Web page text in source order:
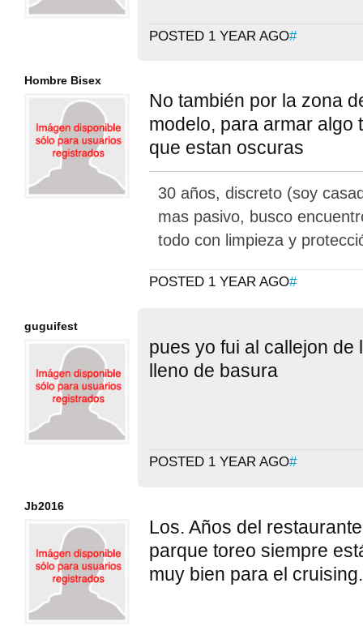
POSTED 1 YEAR AGO#
Hombre Bisex
No también por la zona
modelo, para armar algo
que estan oscuras
30 años, discreto (soy
mas pasivo, busco
todo con limpieza y
POSTED 1 YEAR AGO#
guguifest
pues yo fui al callejon de
lleno de basura
POSTED 1 YEAR AGO#
Jb2016
Los. Años del
parque toreo siempre
muy bien para el cruising.